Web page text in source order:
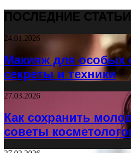
ПОСЛЕДНИЕ СТАТЬИ
24.01.2026
Макияж для особых
секреты и техники
27.03.2026
Как сохранить
советы